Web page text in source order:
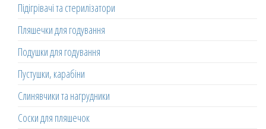
Підігрівачі та стерилізатори
Пляшечки для годування
Подушки для годування
Пустушки, карабіни
Слинявчики та нагрудники
Соски для пляшечок